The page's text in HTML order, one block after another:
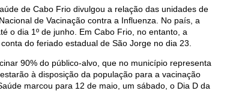
de Cabo Frio divulgou a relação das unidades de
de Vacinação contra a Influenza. No país, a
o dia 1º de junho. Em Cabo Frio, no entanto, a
do feriado estadual de São Jorge no dia 23.
90% do público-alvo, que no município representa
à disposição da população para a vacinação
marcou para 12 de maio, um sábado, o Dia D da